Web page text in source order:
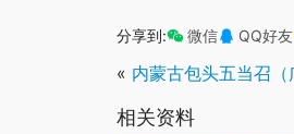
分享到: 微信 QQ好友
« 内蒙古包头五当召（
相关资料